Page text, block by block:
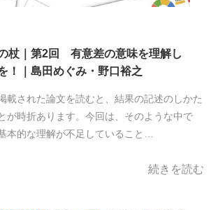
杖｜第2回 有意差の意味を理解し
！｜島田めぐみ・野口裕之
載された論文を読むと、結果の記述のしかた
が時折あります。今回は、そのような中で
本的な理解が不足していること…
続きを読む